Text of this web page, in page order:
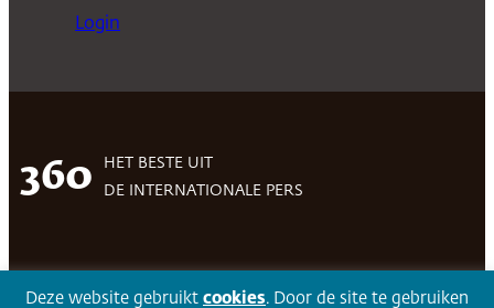
Login
360
HET BESTE UIT
DE INTERNATIONALE PERS
Volg 360Facebook LinkedIn Twitter
Deze website gebruikt cookies. Door de site te gebruiken